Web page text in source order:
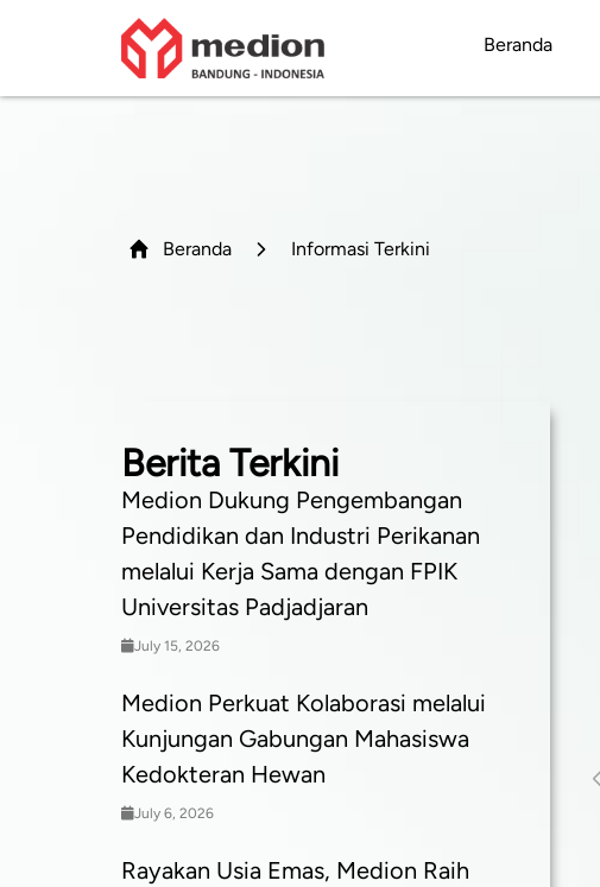
Beranda
Beranda Informasi Terkini
Berita Terkini
Medion Dukung Pengembangan
Pendidikan dan Industri Perikanan
melalui Kerja Sama dengan FPIK
Universitas Padjadjaran
July 15, 2026
Medion Perkuat Kolaborasi melalui
Kunjungan Gabungan Mahasiswa
Kedokteran Hewan
July 6, 2026
Rayakan Usia Emas, Medion Raih